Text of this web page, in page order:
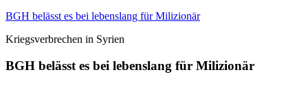
BGH belässt es bei lebenslang für Milizionär
Kriegsverbrechen in Syrien
BGH belässt es bei lebenslang für Milizionär